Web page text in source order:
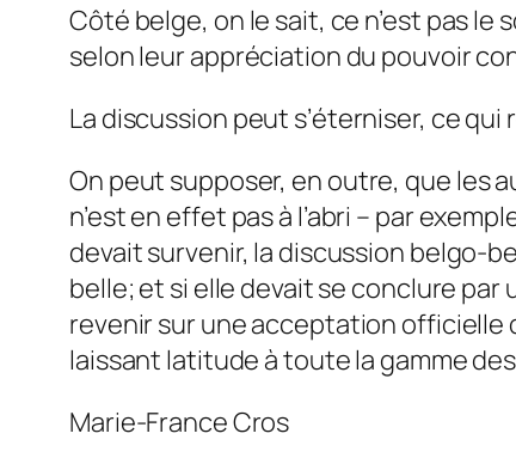
Côté belge, on le sait, ce n’est pas
selon leur appréciation du pouvoir
La discussion peut s’éterniser, ce
On peut supposer, en outre, que les
n’est en effet pas à l’abri – par
devait survenir, la discussion belgo-
belle; et si elle devait se conclure par
revenir sur une acceptation officielle
laissant latitude à toute la gamme
Marie-France Cros